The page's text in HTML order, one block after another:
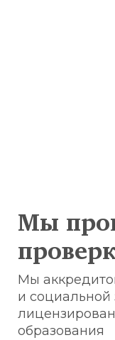
Мы
Мы
и
образования